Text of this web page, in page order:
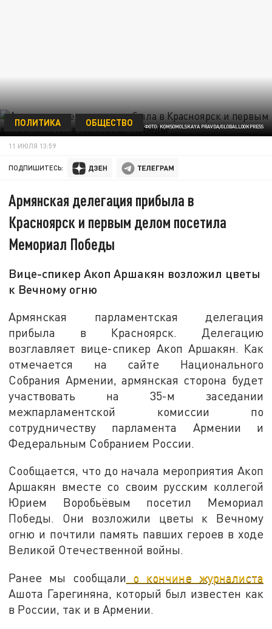
ФОТО: KOMSOMOLSKAYA PRAVDA/GLOBALLOOKPRESS
ПОЛИТИКА ОБЩЕСТВО
11 ИЮЛЯ 13:59
ПОДПИШИТЕСЬ:
Армянская делегация прибыла в
Красноярск и первым делом посетила
Мемориал Победы
Вице-спикер Акоп Аршакян возложил цветы
к Вечному огню
Армянская парламентская делегация
прибыла в Красноярск. Делегацию
возглавляет вице-спикер Акоп Аршакян. Как
отмечается на сайте Национального
Собрания Армении, армянская сторона будет
участвовать на 35-м заседании
межпарламентской комиссии по
сотрудничеству парламента Армении и
Федеральным Собранием России.
Сообщается, что до начала мероприятия Акоп
Аршакян вместе со своим русским коллегой
Юрием Воробьёвым посетил Мемориал
Победы. Они возложили цветы к Вечному
огню и почтили память павших героев в ходе
Великой Отечественной войны.
Ранее мы сообщали о кончине журналиста
Ашота Гарегиняна, который был известен как
в России, так и в Армении.